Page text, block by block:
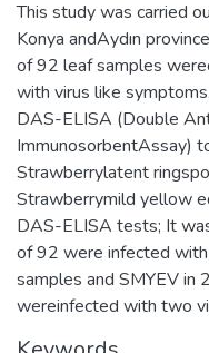
This study was carried
Konya andAydın
of 92 leaf samples
with virus like
DAS-ELISA (Double
ImmunosorbentAssay)
Strawberrylatent
Strawberrymild yellow
DAS-ELISA tests; It
of 92 were infected with
samples and SMYEV in
wereinfected with two